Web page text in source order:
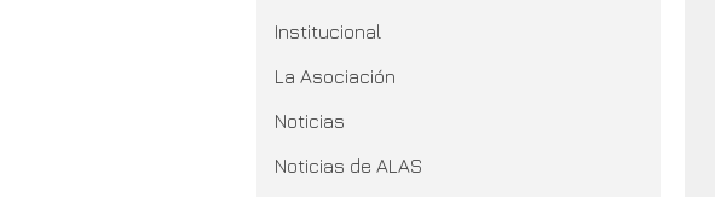
Institucional
La Asociación
Noticias
Noticias de ALAS